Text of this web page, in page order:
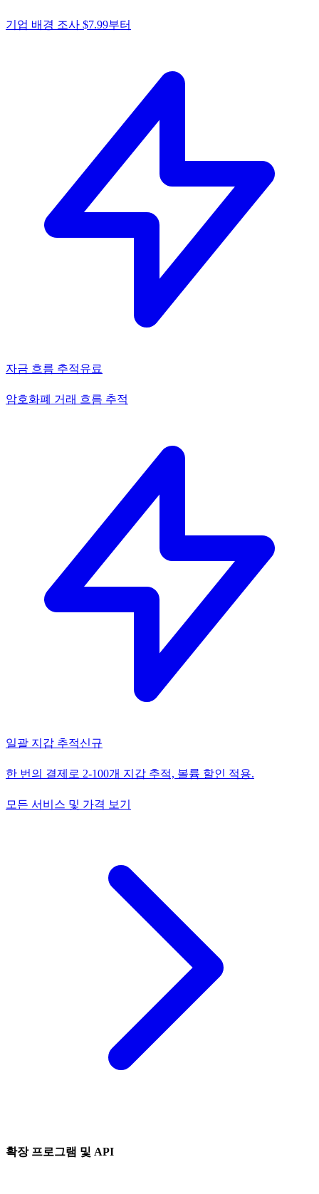
기업 배경 조사 $7.99부터
자금 흐름 추적유료
암호화폐 거래 흐름 추적
일괄 지갑 추적신규
한 번의 결제로 2-100개 지갑 추적, 볼륨 할인 적용.
모든 서비스 및 가격 보기
확장 프로그램 및 API